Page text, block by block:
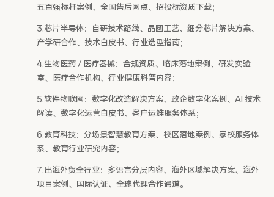
五百强标杆案例、全国售后网点、招投标资质下载；
3.芯片半导体：自研技术路线、晶圆工艺、细分芯片解决方案、
产学研合作、技术白皮书、行业选型指南；
4.生物医药 / 医疗器械：合规资质、临床落地案例、研发实验
室、医疗合作机构、行业健康科普内容；
5.软件物联网：数字化改造解决方案、政企数字化案例、AI 技术
解读、数字化运营白皮书、客户运维服务体系；
6.教育科技：分场景智慧教育方案、校区落地案例、家校服务体
系、教育行业研究内容；
7.出海外贸全行业：多语言分层内容、海外区域解决方案、海外
项目案例、国际认证、全球代理合作通道。